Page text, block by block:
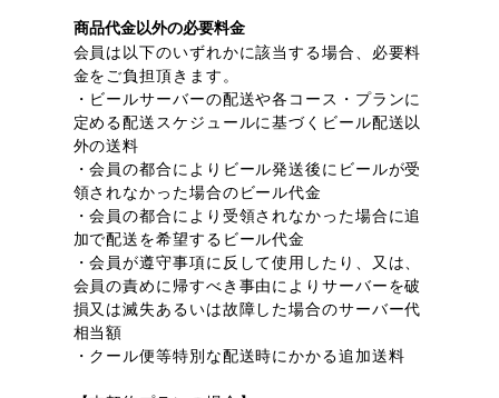
商品代金以外の必要料金
会員は以下のいずれかに該当する場合、必要料
金をご負担頂きます。
・ビールサーバーの配送や各コース・プランに
定める配送スケジュールに基づくビール配送以
外の送料
・会員の都合によりビール発送後にビールが受
領されなかった場合のビール代金
・会員の都合により受領されなかった場合に追
加で配送を希望するビール代金
・会員が遵守事項に反して使用したり、又は、
会員の責めに帰すべき事由によりサーバーを破
損又は滅失あるいは故障した場合のサーバー代
相当額
・クール便等特別な配送時にかかる追加送料